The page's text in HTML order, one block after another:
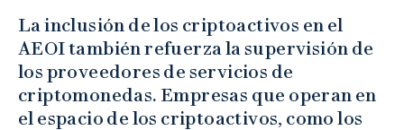
La inclusión de los criptoactivos en el
AEOI también refuerza la supervisión de
los proveedores de servicios de
criptomonedas. Empresas que operan en
el espacio de los criptoactivos, como los